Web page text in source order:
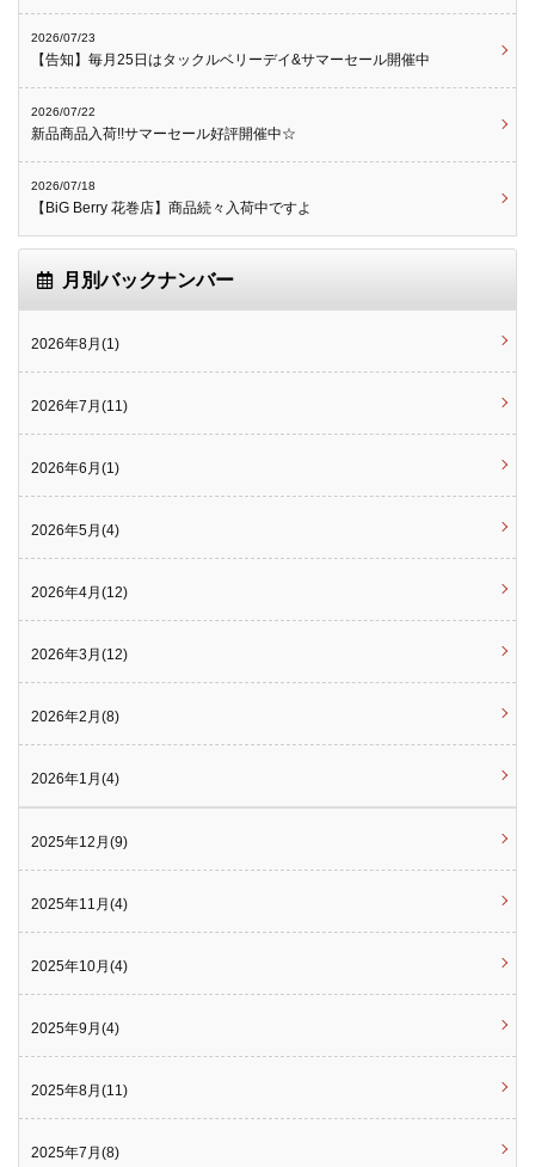
2026/07/23
【告知】毎月25日はタックルベリーデイ&サマーセール開催中
2026/07/22
新品商品入荷!!サマーセール好評開催中☆
2026/07/18
【BiG Berry 花巻店】商品続々入荷中ですよ
月別バックナンバー
2026年8月(1)
2026年7月(11)
2026年6月(1)
2026年5月(4)
2026年4月(12)
2026年3月(12)
2026年2月(8)
2026年1月(4)
2025年12月(9)
2025年11月(4)
2025年10月(4)
2025年9月(4)
2025年8月(11)
2025年7月(8)